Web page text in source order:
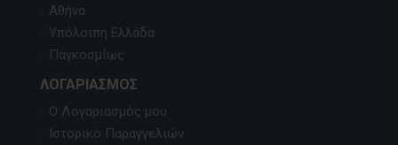
Αθήνα
Υπόλοιπη Ελλάδα
Παγκοσμίως
ΛΟΓΑΡΙΑΣΜΌΣ
Ο Λογαριασμός μου
Ιστορικό Παραγγελιών